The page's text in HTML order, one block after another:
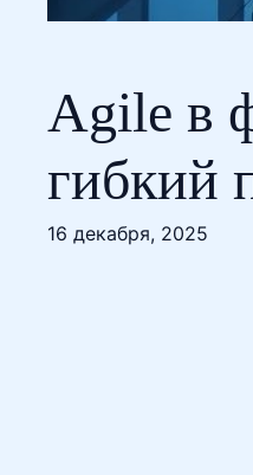
Agile в
гибкий
16 декабря, 2025